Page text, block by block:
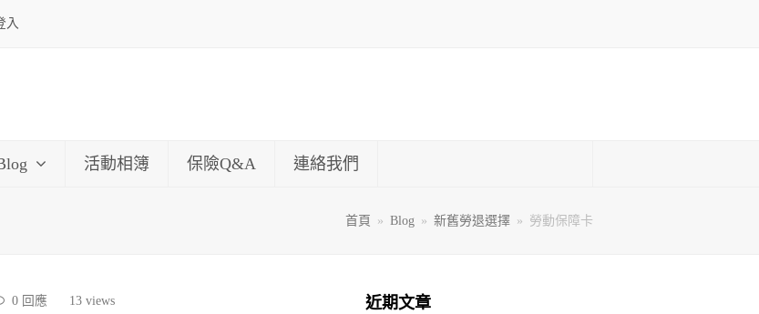
入
活動相簿 保險Q&A 連絡我們
首頁 » Blog » 新舊勞退選擇 » 勞動保障卡
0 回應 13 views 近期文章